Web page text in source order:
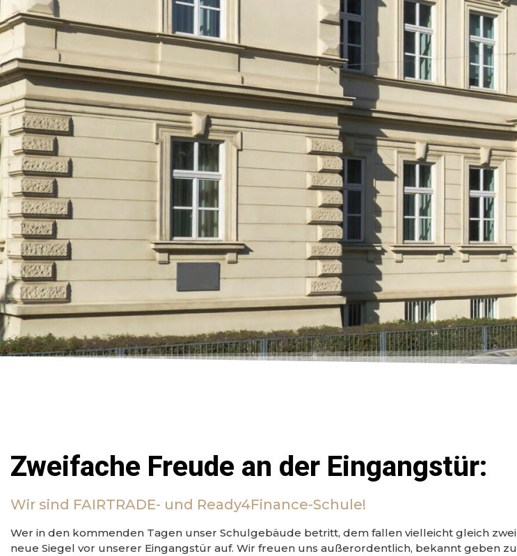
Zweifache Freude an der Eingangstür:
Wir sind FAIRTRADE- und Ready4Finance-Schule!
Wer in den kommenden Tagen unser Schulgebäude betritt, dem fallen vielleicht gleich zwei
neue Siegel vor unserer Eingangstür auf. Wir freuen uns außerordentlich, bekannt geben zu